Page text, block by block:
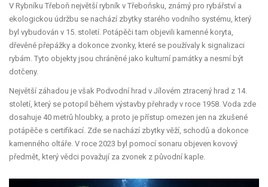
V Rybníku Třeboň největší rybník v Třeboňsku, známý pro rybářství a
ekologickou údržbu se nachází zbytky starého vodního systému, který
byl vybudován v 15. století. Potápěči tam objevili kamenné koryta,
dřevěné přepážky a dokonce zvonky, které se používaly k signalizaci
rybám. Tyto objekty jsou chráněné jako kulturní památky a nesmí být
dotčeny.
Největší záhadou je však Podvodní hrad v Jílovém ztracený hrad z 14.
století, který se potopil během výstavby přehrady v roce 1958 . Voda zde
dosahuje 40 metrů hloubky, a proto je přístup omezen jen na zkušené
potápěče s certifikací. Zde se nachází zbytky věží, schodů a dokonce
kamenného oltáře. V roce 2023 byl pomocí sonaru objeven kovový
předmět, který vědci považují za zvonek z původní kaple.